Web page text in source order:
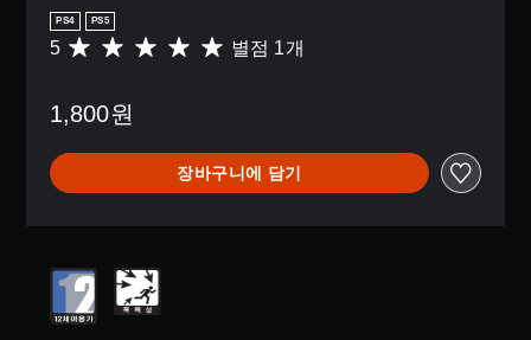
PS4 PS5
총
점
로
부
터
중
균
5 별점 1개
1,800원
장바구니에 담기